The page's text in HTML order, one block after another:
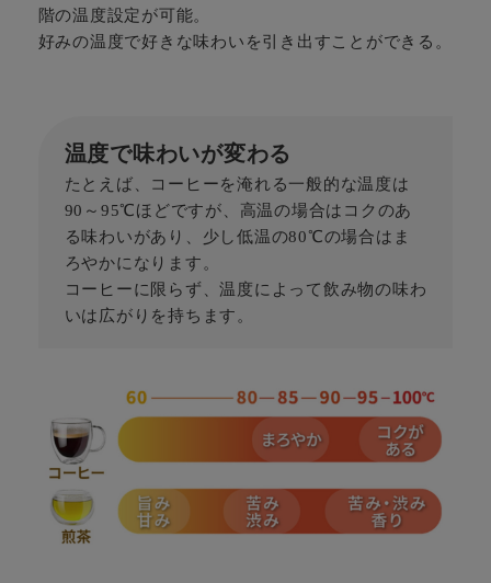
階の温度設定が可能。
好みの温度で好きな味わいを引き出すことができる。
温度で味わいが変わる
たとえば、コーヒーを淹れる一般的な温度は
90～95℃ほどですが、高温の場合はコクのあ
る味わいがあり、少し低温の80℃の場合はま
ろやかになります。
コーヒーに限らず、温度によって飲み物の味わ
いは広がりを持ちます。